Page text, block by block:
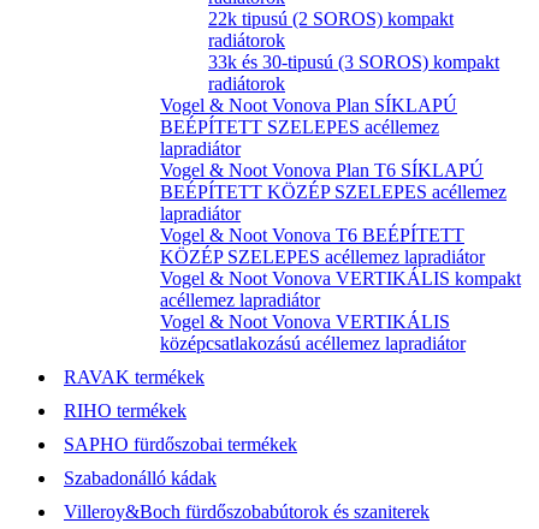
22k tipusú (2 SOROS) kompakt
radiátorok
33k és 30-tipusú (3 SOROS) kompakt
radiátorok
Vogel & Noot Vonova Plan SÍKLAPÚ
BEÉPÍTETT SZELEPES acéllemez
lapradiátor
Vogel & Noot Vonova Plan T6 SÍKLAPÚ
BEÉPÍTETT KÖZÉP SZELEPES acéllemez
lapradiátor
Vogel & Noot Vonova T6 BEÉPÍTETT
KÖZÉP SZELEPES acéllemez lapradiátor
Vogel & Noot Vonova VERTIKÁLIS kompakt
acéllemez lapradiátor
Vogel & Noot Vonova VERTIKÁLIS
középcsatlakozású acéllemez lapradiátor
RAVAK termékek
RIHO termékek
SAPHO fürdőszobai termékek
Szabadonálló kádak
Villeroy&Boch fürdőszobabútorok és szaniterek